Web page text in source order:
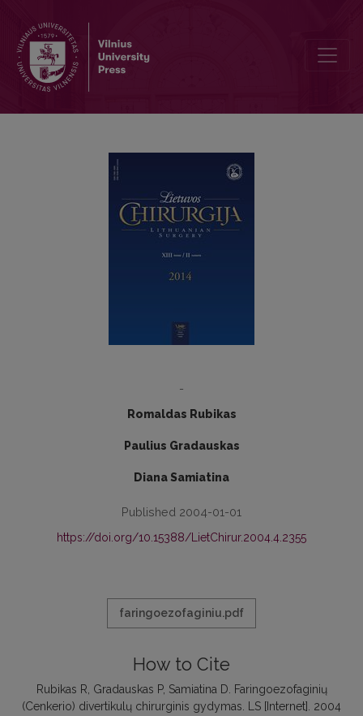
-
Romaldas Rubikas
Paulius Gradauskas
Diana Samiatina
Published 2004-01-01
https://doi.org/10.15388/LietChirur.2004.4.2355
faringoezofaginiu.pdf
How to Cite
Rubikas R, Gradauskas P, Samiatina D. Faringoezofaginių
(Cenkerio) divertikulų chirurginis gydymas. LS [Internet]. 2004